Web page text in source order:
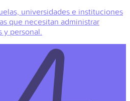
universidades e instituciones
que necesitan administrar
y personal.